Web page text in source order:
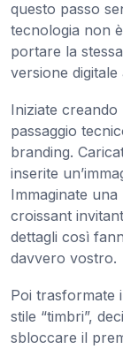
questo passo
tecnologia non
portare la
versione digitale
Iniziate creando
passaggio
branding.
inserite
Immaginate
croissant
dettagli così
davvero vostro.
Poi trasformate
stile “timbri”,
sbloccare il